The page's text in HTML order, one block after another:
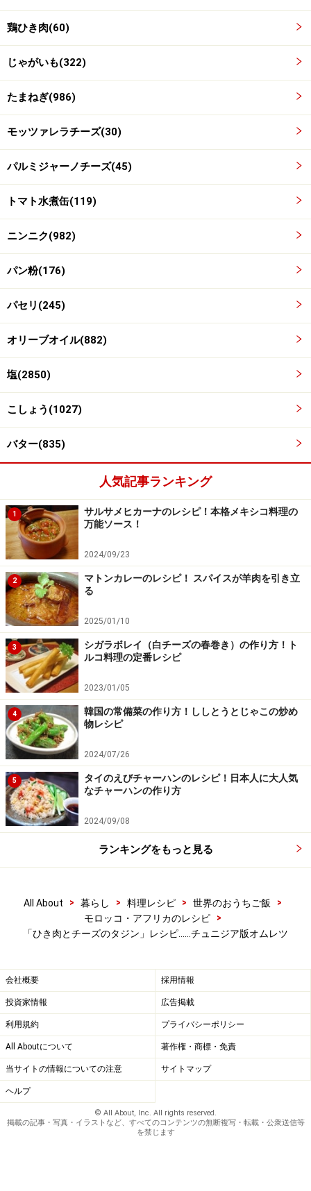
3
耐熱容器に流し入れる。
荒熱がとれたら1と合わせ、バターを塗った耐熱容器に
流し入れる。
4
180℃のオーブンで30分焼く。
パルミジャーノチーズを削ってのせ、180℃のオーブン
で30分焼く。
ワンポイントアドバイス
チュニジアの辛い唐辛子ペースト「ハリッサ」を卵液に
加えても、また焼き上げたものに添えてもおいしいです
よ！辛いものがお好きなかたはぜひお試しを。
※記事内容は執筆時点のものです。最新の内容をご確認くださ
い。
※衛生面および保存状態に起因して食中毒や体調不良を引き起こ
鶏ひき肉(60)
じゃがいも(322)
たまねぎ(986)
モッツァレラチーズ(30)
パルミジャーノチーズ(45)
トマト水煮缶(119)
ニンニク(982)
パン粉(176)
パセリ(245)
オリーブオイル(882)
塩(2850)
こしょう(1027)
バター(835)
人気記事ランキング
1
サルサメヒカーナのレシピ！本格メキシコ料理の
万能ソース！
2024/09/23
2
マトンカレーのレシピ！ スパイスが羊肉を引き立
る
2025/01/10
3
シガラボレイ（白チーズの春巻き）の作り方！ト
ルコ料理の定番レシピ
2023/01/05
4
韓国の常備菜の作り方！ししとうとじゃこの炒め
物レシピ
2024/07/26
5
タイのえびチャーハンのレシピ！日本人に大人気
なチャーハンの作り方
2024/09/08
ランキングをもっと見る
All About > 暮らし > 料理レシピ > 世界のおうちご飯
>
モロッコ・アフリカのレシピ
>
「ひき肉とチーズのタジン」レシピ……チュニジア版オムレツ
会社概要 採用情報
投資家情報 広告掲載
利用規約 プライバシーポリシー
All Aboutについて 著作権・商標・免責
当サイトの情報についての注意 サイトマップ
ヘルプ
© All About, Inc. All rights reserved.
掲載の記事・写真・イラストなど、すべてのコンテンツの無断複写・転載・公衆送信等
を禁じます